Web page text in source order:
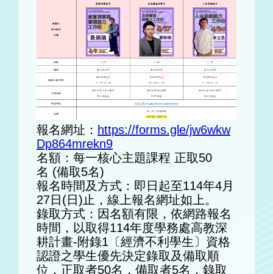
報名網址： https://forms.gle/jw6wkw
Dp864mrekn9
名額：每一核心主題課程 正取50
名 (備取5名)
報名時間及方式：即日起至114年4月
27日(日)止，線上報名網址如上。
錄取方式：因名額有限，依網路報名
時間，以取得114年度學務處高教深
耕計畫-附錄1〔經濟不利學生〕資格
認證之學生優先決定錄取及備取順
位，正取者50名，備取者5名，錄取